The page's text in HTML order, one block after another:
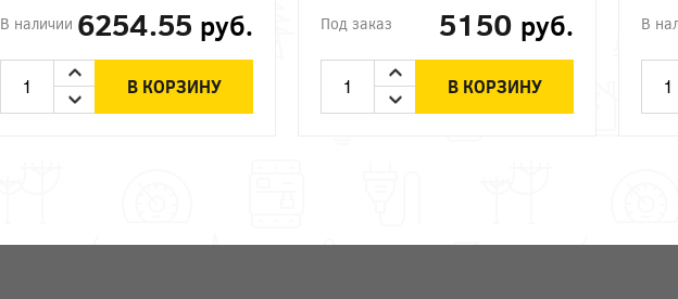
В наличии 6254.55 руб.
В КОРЗИНУ
Под заказ 5150 руб.
В КОРЗИНУ
В